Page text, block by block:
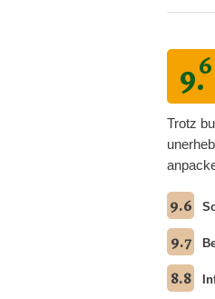
9.6
Trotz
9.6
9.7
8.8